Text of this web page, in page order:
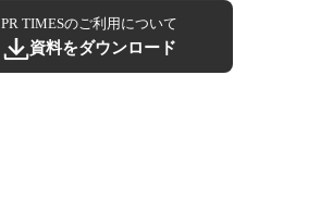
PR TIMESのご利用について
資料をダウンロード